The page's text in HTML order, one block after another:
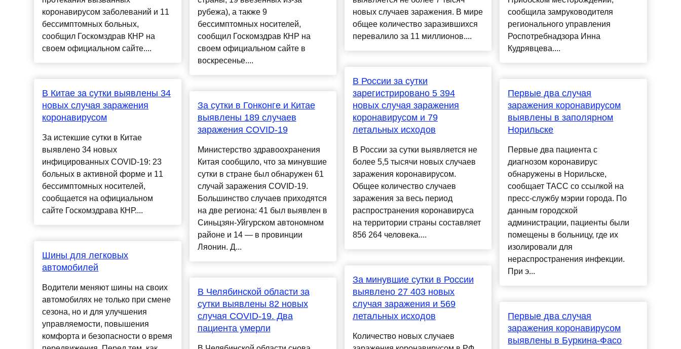
коронавирусом заболеваний и 11
бессимптомных больных,
сообщил Госкомздрав КНР на
своем официальном сайте....
В Китае за сутки выявлены 34
новых случая заражения
коронавирусом
За истекшие сутки в Китае
выявлено 34 новых
инфицированных COVID-19: 23
больных в активной форме и 11
бессимптомных носителей,
сообщается на официальном
сайте Госкомздрава КНР....
Шины для легковых
автомобилей
Водители меняют шины на своих
автомобилях не только при смене
сезона, но и для улучшения
управляемости, повышения
комфорта и безопасности о время
рубежа), а также 9
бессимптомных носителей,
сообщил Госкомздрав КНР на
своем официальном сайте в
воскресенье....
За сутки в Гонконге и Китае
выявлены 189 случаев
заражения COVID-19
Министерство здравоохранения
Китая сообщило, что за минувшие
сутки в стране был обнаружен 61
случай заражения COVID-19.
Большинство случаев приходятся
на две региона: 41 был выявлен в
Синьцзян-Уйгурском автономном
районе и 14 — в провинции
Ляонин. Д...
В Челябинской области за
сутки выявлены 82 новых
случая COVID-19. Два
пациента умерли
новых случаев заражения. В мире
общее количество заразившихся
перевалило за 11 миллионов....
В России за сутки
зарегистрировано 5 394
новых случая заражения
коронавирусом и 79
летальных исходов
В России за сутки выявляется не
более 5,5 тысячи новых случаев
заражения коронавирусом.
Общее количество случаев
заражения за весь период
распространения коронавируса
на территории страны составляет
856 264 человека....
За минувшие сутки в России
выявлено 27 403 новых
случая заражения и 569
летальных исходов
Количество новых случаев
сообщила замруководителя
регионального управления
Роспотребнадзора Инна
Кудрявцева....
Первые два случая
заражения коронавирусом
выявлены в заполярном
Норильске
Первые два пациента с
диагнозом коронавирус
обнаружены в Норильске,
сообщает ТАСС со ссылкой на
пресс-службу мэрии города. По
данным городской
администрации, пациенты были
помещены в больницу, где их
изолировали для
нераспространения инфекции.
При э...
Первые два случая
заражения коронавирусом
выявлены в Буркина-Фасо